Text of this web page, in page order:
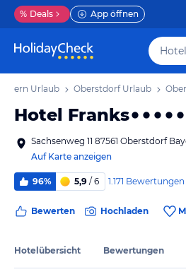
% Deals App öffnen
Urlaub Oberstdorf Urlaub
Hotel Franks
Sachsenweg 11 87561 Oberstdorf
Auf Karte anzeigen
96% 5,9 / 6 1.171 Bewertungen
Bewerten Hochladen
Hotelübersicht Bewertungen